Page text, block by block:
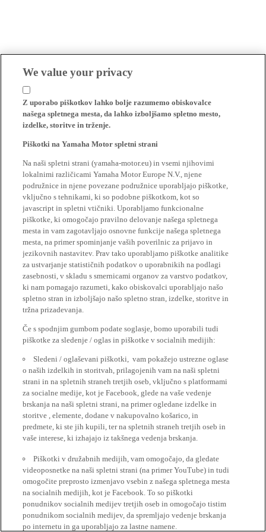
We value your privacy
Z uporabo piškotkov lahko bolje razumemo obiskovalce
našega spletnega mesta, da lahko izboljšamo spletno mesto,
izdelke, storitve in trženje.
Piškotki na Yamaha Motor spletni strani
Na naši spletni strani (yamaha-motor.eu) in vsemi njihovimi
lokalnimi različicami Yamaha Motor Europe N.V., njene
podružnice in njene povezane podružnice uporabljajo piškotke,
vključno s tehnikami, ki so podobne piškotkom, kot so
javascript in spletni vtičniki. Uporabljamo funkcionalne
piškotke, ki omogočajo pravilno delovanje našega spletnega
mesta in vam zagotavljajo osnovne funkcije našega spletnega
mesta, na primer spominjanje vaših poverilnic za prijavo in
jezikovnih nastavitev. Prav tako uporabljamo piškotke analitike
za ustvarjanje statističnih podatkov o uporabnikih na podlagi
zasebnosti, v skladu s smernicami organov za varstvo podatkov,
ki nam pomagajo razumeti, kako obiskovalci uporabljajo našo
spletno stran in izboljšajo našo spletno stran, izdelke, storitve in
tržna prizadevanja.
Če s spodnjim gumbom podate soglasje, bomo uporabili tudi
piškotke za sledenje / oglas in piškotke v socialnih medijih:
Sledeni / oglaševani piškotki, vam pokažejo ustrezne oglase
o naših izdelkih in storitvah, prilagojenih vam na naši spletni
strani in na spletnih straneh tretjih oseb, vključno s platformami
za socialne medije, kot je Facebook, glede na vaše vedenje
brskanja na naši spletni strani, na primer ogledane izdelke in
storitve , elemente, dodane v nakupovalno košarico, in
predmete, ki ste jih kupili, ter na spletnih straneh tretjih oseb in
vaše interese, ki izhajajo iz takšnega vedenja brskanja.
Piškotki v družabnih medijih, vam omogočajo, da gledate
videoposnetke na naši spletni strani (na primer YouTube) in tudi
omogočite preprosto izmenjavo vsebin z našega spletnega mesta
na socialnih medijih, kot je Facebook. To so piškotki
ponudnikov socialnih medijev tretjih oseb in omogočajo tistim
ponudnikom socialnih medijev, da spremljajo vedenje brskanja
po internetu in ga uporabljajo za lastne namene.